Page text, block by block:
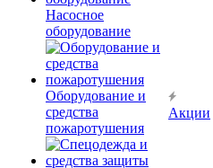
Насосное
оборудование
Оборудование и
средства
пожаротушения
Акции